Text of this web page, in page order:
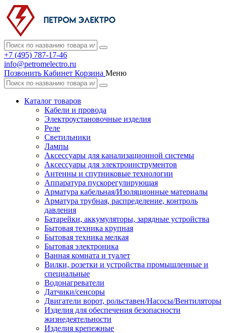
+7 (495) 787-17-46
info@petromelectro.ru
Позвонить Кабинет Корзина Меню
Каталог товаров
Кабели и провода
Электроустановочные изделия
Реле
Светильники
Лампы
Аксессуары для канализационной системы
Аксессуары для электроинструментов
Антенны и спутниковые технологии
Аппаратура пускорегулирующая
Арматура кабельная/Изоляционные материалы
Арматура трубная, распределение, контроль
давления
Батарейки, аккумуляторы, зарядные устройства
Бытовая техника крупная
Бытовая техника мелкая
Бытовая электроника
Ванная комната и туалет
Вилки, розетки и устройства промышленные и
специальные
Водонагреватели
Датчики/сенсоры
Двигатели ворот, рольставен/Насосы/Вентиляторы
Изделия для обеспечения безопасности
жизнедеятельности
Изделия крепежные